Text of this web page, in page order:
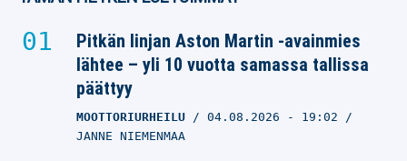
Pitkän linjan Aston Martin -avainmies
lähtee – yli 10 vuotta samassa tallissa
päättyy
MOOTTORIURHEILU 04.08.2026 - 19:02
JANNE NIEMENMAA